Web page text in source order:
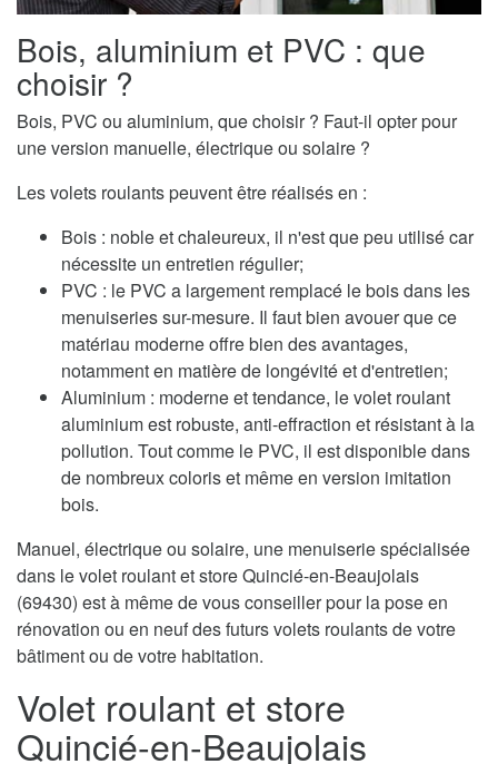
Bois, aluminium et PVC : que
choisir ?
Bois, PVC ou aluminium, que choisir ? Faut-il opter pour
une version manuelle, électrique ou solaire ?
Les volets roulants peuvent être réalisés en :
Bois : noble et chaleureux, il n'est que peu utilisé car
nécessite un entretien régulier;
PVC : le PVC a largement remplacé le bois dans les
menuiseries sur-mesure. Il faut bien avouer que ce
matériau moderne offre bien des avantages,
notamment en matière de longévité et d'entretien;
Aluminium : moderne et tendance, le volet roulant
aluminium est robuste, anti-effraction et résistant à la
pollution. Tout comme le PVC, il est disponible dans
de nombreux coloris et même en version imitation
bois.
Manuel, électrique ou solaire, une menuiserie spécialisée
dans le volet roulant et store Quincié-en-Beaujolais
(69430) est à même de vous conseiller pour la pose en
rénovation ou en neuf des futurs volets roulants de votre
bâtiment ou de votre habitation.
Volet roulant et store
Quincié-en-Beaujolais